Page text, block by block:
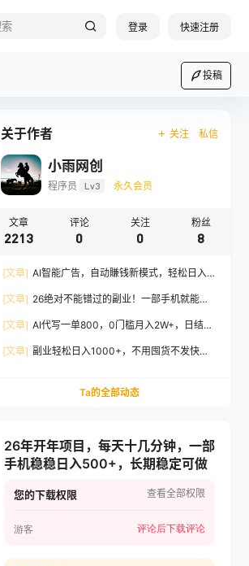
登录 快速注册
投稿
关于作者 关注 私信
小雨网创
程序员 Lv3 永久会员
文章
2213
评论
0
关注
0
粉丝
8
[文章] AI智能广告，自动賺钱新模式，轻松日入
[文章] 26绝对不能错过的副业！一部手机就能操
[文章] AI代写一单800，0门槛月入2W+，日结不
[文章] 副业轻松日入1000+，不用囤货不发快
Ta的全部动态
26年开年项目，每天十几分钟，一部
手机稳稳日入500+，长期稳定可做
您的下载权限 查看全部权限
游客 评论后下载评论